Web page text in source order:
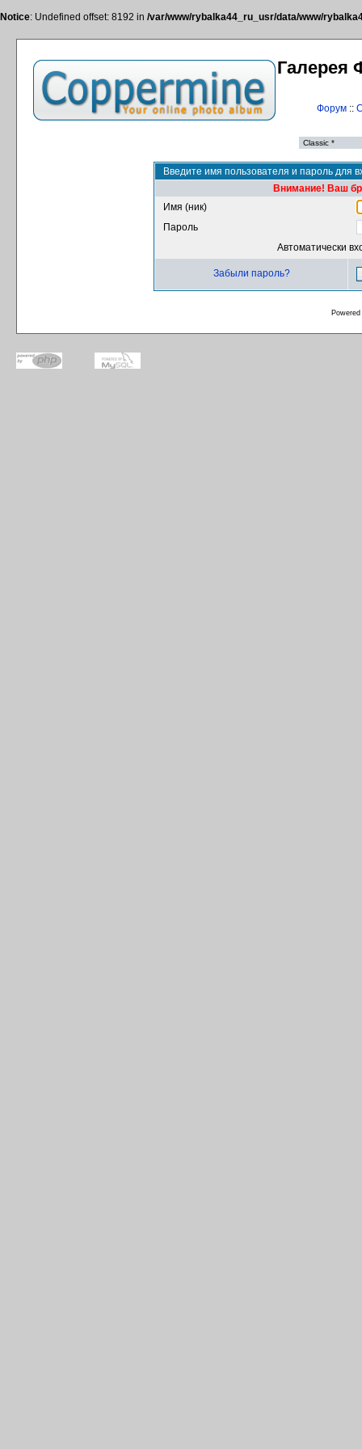
Notice: Undefined offset: 8192 in /var/www/rybalka44_ru_usr/data/www/
Галерея
Форум::
Введите имя пользователя и пароль для
Внимание! Ваш
Имя (ник)
Пароль
Автоматически
Забыли пароль?